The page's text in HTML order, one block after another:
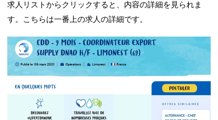
求人リストからクリックすると、内容の詳細を見られま
す。こちらは一番上の求人の詳細です。